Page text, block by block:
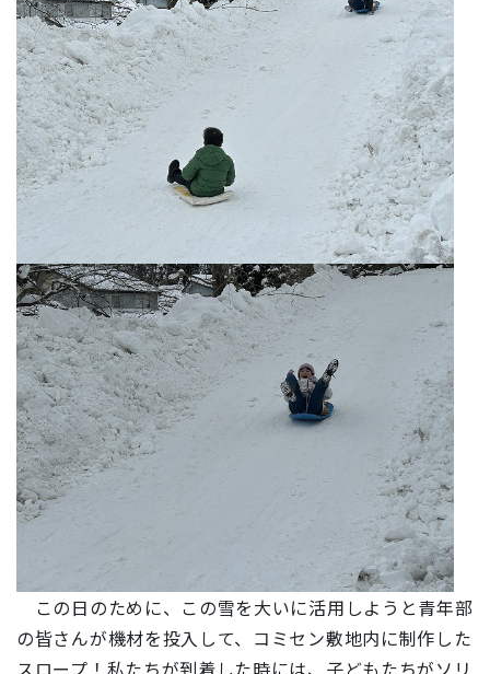
この日のために、この雪を大いに活用しようと青年部
の皆さんが機材を投入して、コミセン敷地内に制作した
スロープ！私たちが到着した時には、子どもたちがソリ